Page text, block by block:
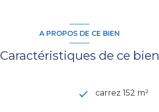
A PROPOS DE CE BIEN
Caractéristiques de ce bien
carrez 152 m²